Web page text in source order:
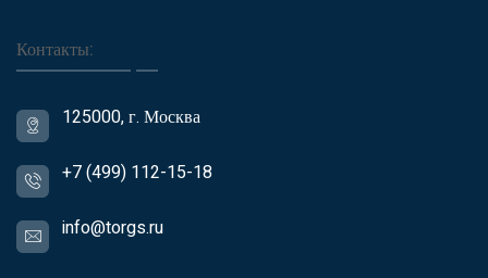
Контакты:
125000, г. Москва
+7 (499) 112-15-18
info@torgs.ru